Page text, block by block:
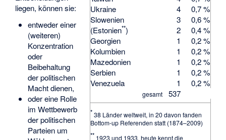
Ukraine
4
0,7 %
Slowenien
3
0,6 %
(Estonien**) 2
0,4 %
Georgien
1
0,2 %
Kolumbien
1
0,2 %
Mazedonien
1
0,2 %
Serbien
1
0,2 %
Venezuela
1 0,2 %
gesamt537
*38 Länder weltweit, in 20 davon fanden
Bottom-up Referenden statt (1874–2009)
** 1923 und 1933, heute kennt die
liegen, können sie:
entweder einer
(weiteren)
Konzentration
oder
Beibehaltung
der politischen
Macht dienen,
oder eine Rolle
im Wettbewerb
der politischen
Parteien um